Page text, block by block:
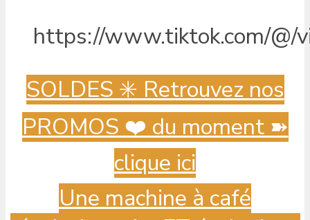
https://www.tiktok.com/
SOLDES ✳️ Retrouvez nos
PROMOS ❤️ du moment ➽
clique ici
Une machine à café